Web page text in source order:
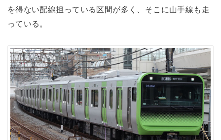
を得ない配線担っている区間が多く、そこに山手線も走
っている。